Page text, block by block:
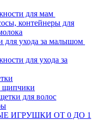
для мам
контейнеры для
для ухода за малышом
для ухода за
для волос
ИГРУШКИ ОТ 0 ДО 1